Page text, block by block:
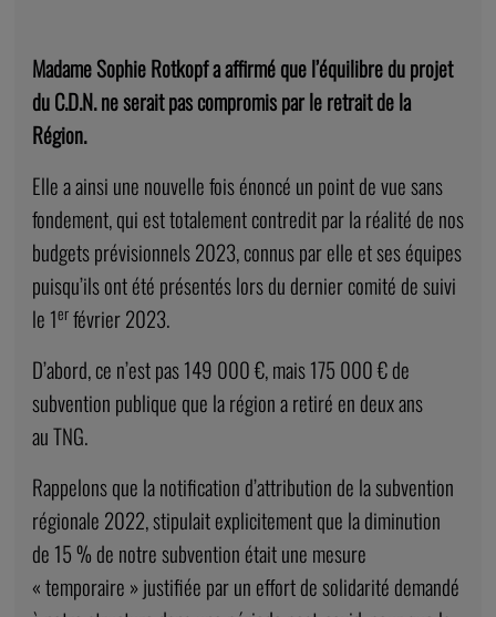
Madame Sophie Rotkopf a affirmé que l’équilibre du projet
du C.D.N. ne serait pas compromis par le retrait de la
Région.
Elle a ainsi une nouvelle fois énoncé un point de vue sans
fondement, qui est totalement contredit par la réalité de nos
budgets prévisionnels 2023, connus par elle et ses équipes
puisqu’ils ont été présentés lors du dernier comité de suivi
le 1erfévrier 2023.
D’abord, ce n’est pas 149 000 €, mais 175 000 € de
subvention publique que la région a retiré en deux ans
au TNG.
Rappelons que la notification d’attribution de la subvention
régionale 2022, stipulait explicitement que la diminution
de 15 % de notre subvention était une mesure
« temporaire » justifiée par un effort de solidarité demandé